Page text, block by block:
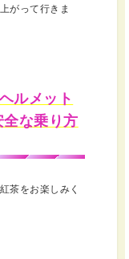
がって行きま
ルメット
な乗り方
茶をお楽しみく